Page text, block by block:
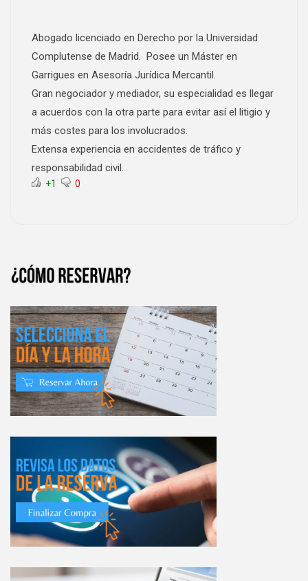
Abogado licenciado en Derecho por la Universidad
Complutense de Madrid. Posee un Máster en
Garrigues en Asesoría Jurídica Mercantil.
Gran negociador y mediador, su especialidad es llegar
a acuerdos con la otra parte para evitar así el litigio y
más costes para los involucrados.
Extensa experiencia en accidentes de tráfico y
responsabilidad civil.
+1 0